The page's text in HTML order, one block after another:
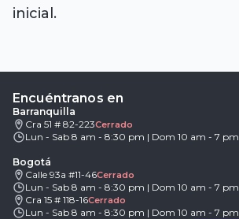
inicial.
Encuéntranos en
Barranquilla
Cra 51 # 82-223Cerrado
Lun - Sab 8 am - 8:30 pm | Dom 10 am - 7 pm
Bogotá
Calle 93a #11-46Cerrado
Lun - Sab 8 am - 8:30 pm | Dom 10 am - 7 pm
Cra 15 # 118-16Cerrado
Lun - Sab 8 am - 8:30 pm | Dom 10 am - 7 pm